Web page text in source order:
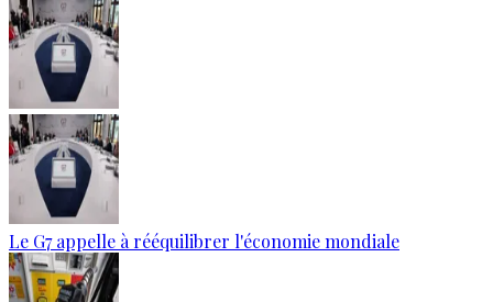
Le G7 appelle à rééquilibrer l'économie mondiale